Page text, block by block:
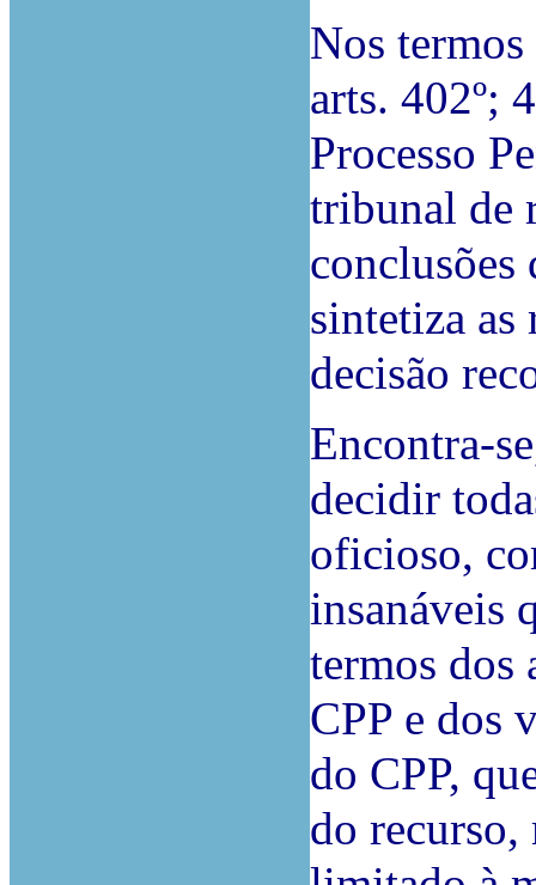
Nos
arts. 402º;
Processo
tribunal de
conclusões
sintetiza as
decisão
Encontra-
decidir
oficioso,
insanáveis
termos dos
CPP e dos
do CPP,
do recurso,